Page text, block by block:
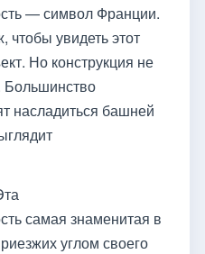
— символ Франции.
чтобы увидеть этот
Но конструкция не
Большинство
насладиться башней
самая знаменитая в
углом своего